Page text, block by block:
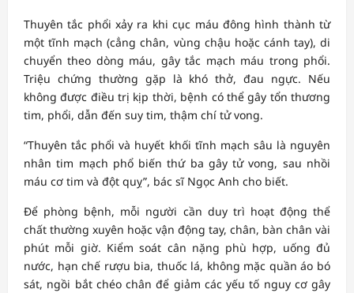
Thuyên tắc phổi xảy ra khi cục máu đông hình thành từ
một tĩnh mạch (cẳng chân, vùng chậu hoặc cánh tay), di
chuyển theo dòng máu, gây tắc mạch máu trong phổi.
Triệu chứng thường gặp là khó thở, đau ngực. Nếu
không được điều trị kịp thời, bệnh có thể gây tổn thương
tim, phổi, dẫn đến suy tim, thậm chí tử vong.
“Thuyên tắc phổi và huyết khối tĩnh mạch sâu là nguyên
nhân tim mạch phổ biến thứ ba gây tử vong, sau nhồi
máu cơ tim và đột quỵ”, bác sĩ Ngọc Anh cho biết.
Để phòng bệnh, mỗi người cần duy trì hoạt động thể
chất thường xuyên hoặc vận động tay, chân, bàn chân vài
phút mỗi giờ. Kiểm soát cân nặng phù hợp, uống đủ
nước, hạn chế rượu bia, thuốc lá, không mặc quần áo bó
sát, ngồi bắt chéo chân để giảm các yếu tố nguy cơ gây